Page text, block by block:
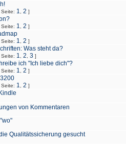
1 2 ]
1 2 ]
1 2 ]
Was steht da?
1 2 3 ]
ich "Ich liebe dich"?
1 2 ]
1 2 ]
von Kommentaren
Qualitätssicherung gesucht